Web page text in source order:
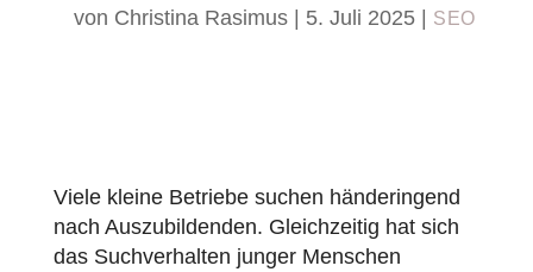
von Christina Rasimus | 5. Juli 2025 | SEO
Viele kleine Betriebe suchen händeringend
nach Auszubildenden. Gleichzeitig hat sich
das Suchverhalten junger Menschen